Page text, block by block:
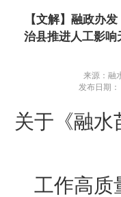
【文解】融政办
治县推进人工影响
来源：融
发布日期
关于《融水
工作高质